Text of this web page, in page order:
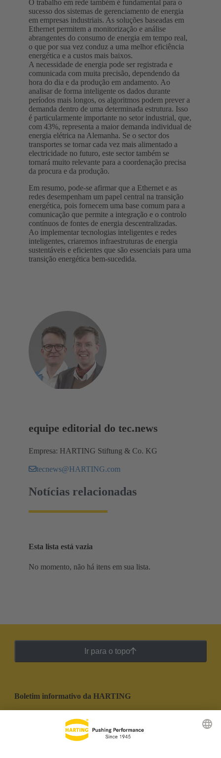
O trabalho em rede também é fundamental para o
sucesso dos sistemas de gerenciamento de energia
em empresas industriais. As soluções baseadas em
Ethernet permitem a monitorização e análise
abrangentes do consumo de energia em tempo real,
o que por sua vez conduz a uma melhor eficiência
energética e a custos mais baixos.
A necessidade de energia pode ser registrada e
comunicada com muita precisão, dependendo da
hora do dia e da produção em andamento. Ao
analisar de forma inteligente os dados durante
períodos mais longos, os algoritmos podem prever a
demanda dentro de uma determinada estrutura. Isso
é particularmente importante no setor industrial, que,
com 43%, representa a maior demanda individual de
energia elétrica na Alemanha. Se o sector dos
transportes se tornar cada vez mais alimentado a
electricidade no futuro, este sector também se
tornará muito relevante para a coordenação precisa
da procura e da produção.
Em resumo, pode-se afirmar que a Ethernet e as
redes desempenham um papel central na transição
energética, pois fornecem uma base comum para a
comunicação que permite a integração e o controlo
contínuos de fontes de energia descentralizadas.
Ao implementar tecnologias inteligentes e redes
inteligentes, criaremos infraestruturas de energia
sustentáveis e eficientes que são essenciais para uma
transição energética bem-sucedida.
equipe editorial do tec.news
Empresa: HARTING Stiftung & Co. KG
tecnews@HARTING.com
Notícias relacionadas
Esta lista está vazia
No momento, não há itens em sua lista.
Ir para o topo
Boletim informativo da HARTING